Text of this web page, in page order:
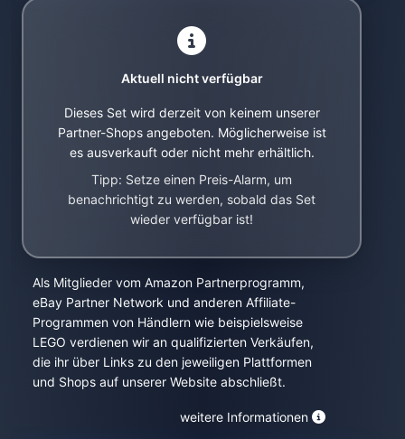
Aktuell nicht verfügbar
Dieses Set wird derzeit von keinem unserer
Partner-Shops angeboten. Möglicherweise ist
es ausverkauft oder nicht mehr erhältlich.
Tipp: Setze einen Preis-Alarm, um
benachrichtigt zu werden, sobald das Set
wieder verfügbar ist!
Als Mitglieder vom Amazon Partnerprogramm,
eBay Partner Network und anderen Affiliate-
Programmen von Händlern wie beispielsweise
LEGO verdienen wir an qualifizierten Verkäufen,
die ihr über Links zu den jeweiligen Plattformen
und Shops auf unserer Website abschließt.
weitere Informationen